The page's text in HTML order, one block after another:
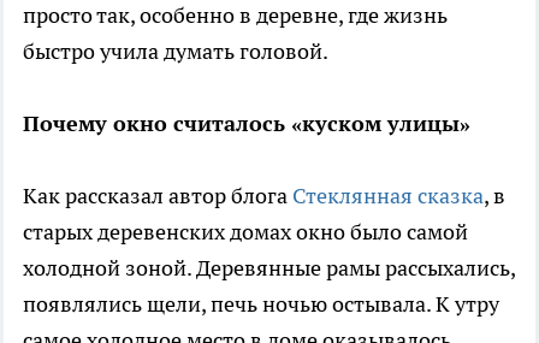
просто так, особенно в деревне, где жизнь
быстро учила думать головой.
Почему окно считалось «куском улицы»
Как рассказал автор блога Стеклянная сказка, в
старых деревенских домах окно было самой
холодной зоной. Деревянные рамы рассыхались,
появлялись щели, печь ночью остывала. К утру